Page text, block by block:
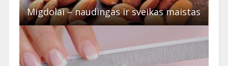
Migdolai – naudingas ir sveikas maistas